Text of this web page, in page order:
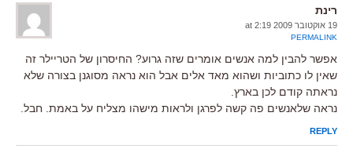
רינת
19 אוקטובר 2009 at 2:19
PERMALINK
אפשר להבין למה אנשים אומרים שזה גרוע? החיסרון של הטריילר זה
שאין לו כתוביות ושהוא מאד אלים אבל הוא נראה מסוגנן בצורה שלא
נראתה קודם לכן בארץ.
נראה שלאנשים פה קשה לפרגן ולראות מישהו מצליח על באמת. חבל.
REPLY